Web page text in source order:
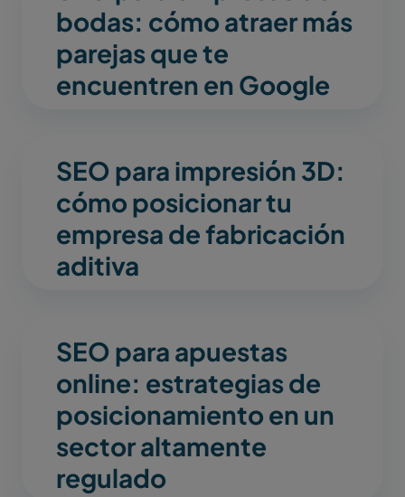
bodas: cómo atraer más
parejas que te
encuentren en Google
SEO para impresión 3D:
cómo posicionar tu
empresa de fabricación
aditiva
SEO para apuestas
online: estrategias de
posicionamiento en un
sector altamente
regulado